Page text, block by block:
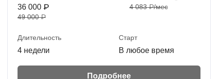
36 000 ₽
49 000 ₽
4 083 ₽/мес
Длительность
4 недели
Старт
В любое время
Подробнее